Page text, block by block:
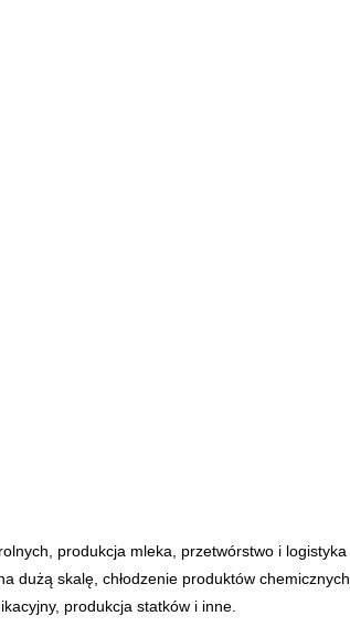
produkcja mleka, przetwórstwo i logistyka
dużą skalę, chłodzenie produktów chemicznych,
produkcja statków i inne.